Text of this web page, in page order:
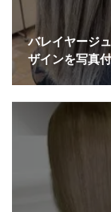
バレイヤージ
ザインを写真